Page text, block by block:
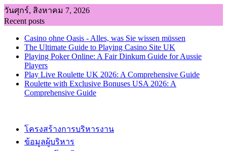
Skip
to
content
วันศุกร์, สิงหาคม 7, 2026
Recent posts
Casino ohne Oasis - Alles, was Sie wissen müssen
The Ultimate Guide to Playing Casino Site UK
Playing Poker Online: A Fair Dinkum Guide for Aussie
Players
Play Live Roulette UK 2026: A Comprehensive Guide
Roulette with Exclusive Bonuses USA 2026: A
Comprehensive Guide
โครงสร้างการบริหารงาน
ข้อมูลผู้บริหาร